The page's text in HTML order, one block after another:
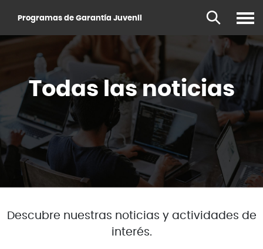
main
Programas de Garantía Juvenil
Todas las noticias
Descubre nuestras noticias y actividades de
interés.